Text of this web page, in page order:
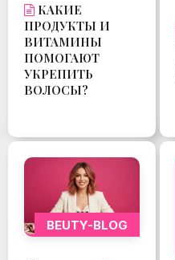
КАКИЕ
ПРОДУКТЫ И
ВИТАМИНЫ
ПОМОГАЮТ
УКРЕПИТЬ
ВОЛОСЫ?
BEUTY-BLOG